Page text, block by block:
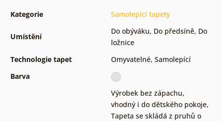
Kategorie Samolepící tapety
Umístění
Do obýváku, Do předsíně, Do
ložnice
Technologie tapet
Omyvatelné, Samolepící
Barva
Výrobek bez zápachu,
vhodný i do dětského pokoje,
Tapeta se skládá z pruhů o